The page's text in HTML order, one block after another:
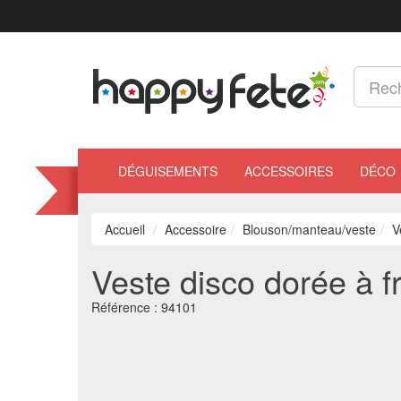
DÉGUISEMENTS ACCESSOIRES DÉCO
Accueil Accessoire Blouson/manteau/veste
Veste disco dorée à
Référence : 94101